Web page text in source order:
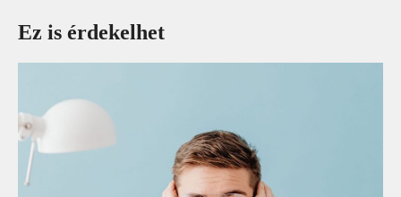
Ez is érdekelhet